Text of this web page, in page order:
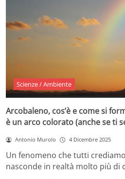
Scienze / Ambiente
Arcobaleno, cos’è e come si
è un arco colorato (anche se ti
Antonio Murolo 4 Dicembre 2025
Un fenomeno che tutti
nasconde in realtà molto più di